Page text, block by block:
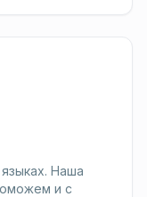
Наша
и с